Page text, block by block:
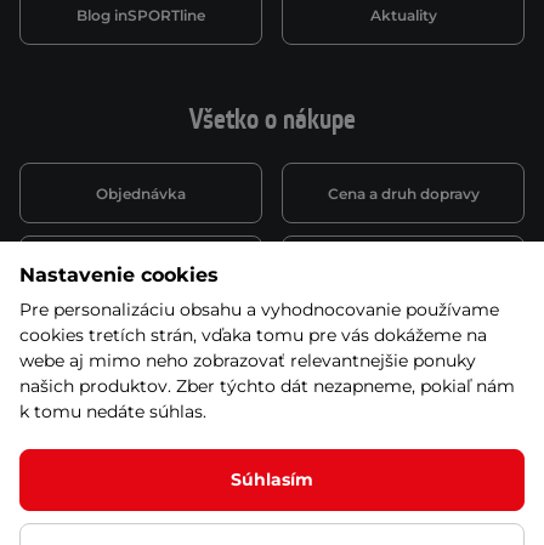
Všetko o nákupe
Objednávka Cena a druh dopravy
Spôsob platby
Montáž a servis Reklamácie a záruka
Kariéra
Blog inSPORTline Aktuality
Nastavenie cookies
Pre personalizáciu obsahu a vyhodnocovanie používame
cookies tretích strán, vďaka tomu pre vás dokážeme na
webe aj mimo neho zobrazovať relevantnejšie ponuky
našich produktov. Zber týchto dát nezapneme, pokiaľ nám
k tomu nedáte súhlas.
Súhlasím